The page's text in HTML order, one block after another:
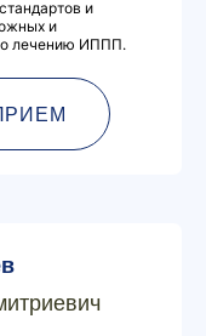
и
и
лечению ИППП.